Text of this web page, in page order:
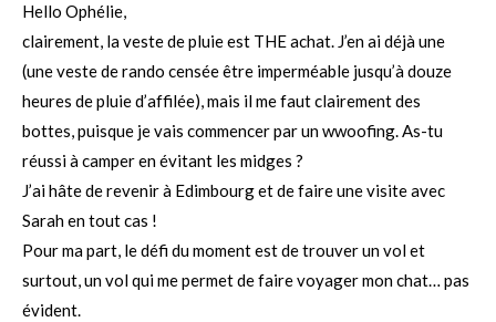
Hello Ophélie,
clairement, la veste de pluie est THE achat. J’en ai déjà une
(une veste de rando censée être imperméable jusqu’à douze
heures de pluie d’affilée), mais il me faut clairement des
bottes, puisque je vais commencer par un wwoofing. As-tu
réussi à camper en évitant les midges ?
J’ai hâte de revenir à Edimbourg et de faire une visite avec
Sarah en tout cas !
Pour ma part, le défi du moment est de trouver un vol et
surtout, un vol qui me permet de faire voyager mon chat… pas
évident.